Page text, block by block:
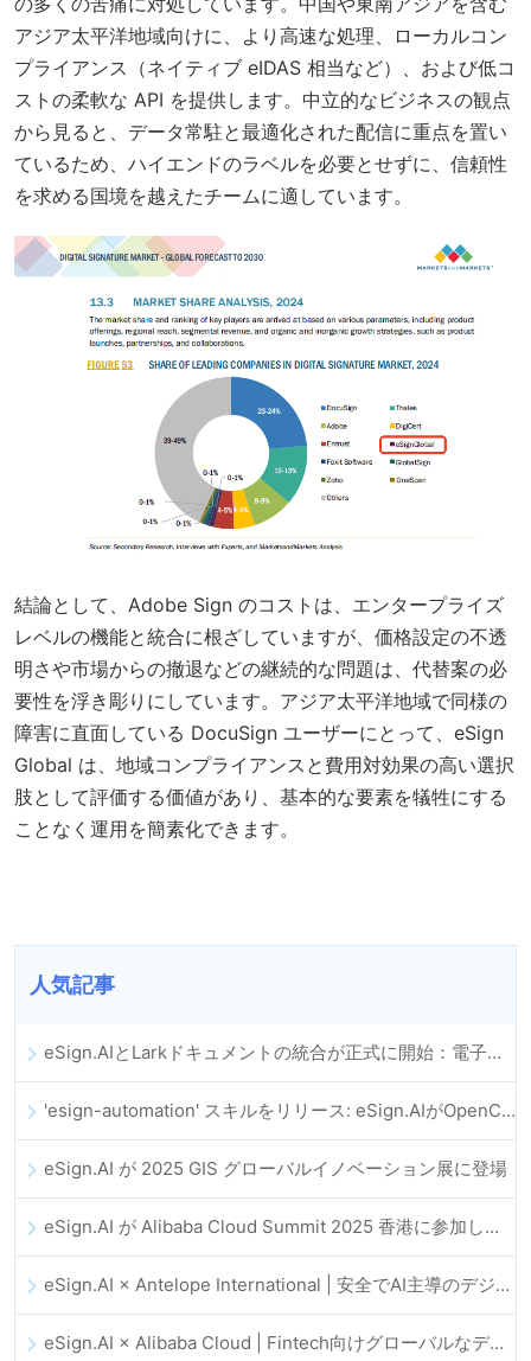
アジア太平洋地域向けに、より高速な処理、ローカルコン
プライアンス（ネイティブ eIDAS 相当など）、および低コ
ストの柔軟な API を提供します。中立的なビジネスの観点
から見ると、データ常駐と最適化された配信に重点を置い
ているため、ハイエンドのラベルを必要とせずに、信頼性
を求める国境を越えたチームに適しています。
結論として、Adobe Sign のコストは、エンタープライズ
レベルの機能と統合に根ざしていますが、価格設定の不透
明さや市場からの撤退などの継続的な問題は、代替案の必
要性を浮き彫りにしています。アジア太平洋地域で同様の
障害に直面している DocuSign ユーザーにとって、eSign
Global は、地域コンプライアンスと費用対効果の高い選択
肢として評価する価値があり、基本的な要素を犠牲にする
ことなく運用を簡素化できます。
人気記事
eSign.AIとLarkドキュメントの統合が正式に開始：電子契約の署名とアーカイブの全プロセスを自動化
'esign-automation' スキルをリリース: eSign.AIがOpenClawの電子署名自動化を支援
eSign.AI が 2025 GIS グローバルイノベーション展に登場
eSign.AI が Alibaba Cloud Summit 2025 香港に参加し、AI 主導のクラウドイノベーションとデジタルトラストを推進
eSign.AI × Antelope International | 安全でAI主導のデジタルワークフローを推進
eSign.AI × Alibaba Cloud | Fintech向けグローバルなデジタルトラスト強化に向けて連携